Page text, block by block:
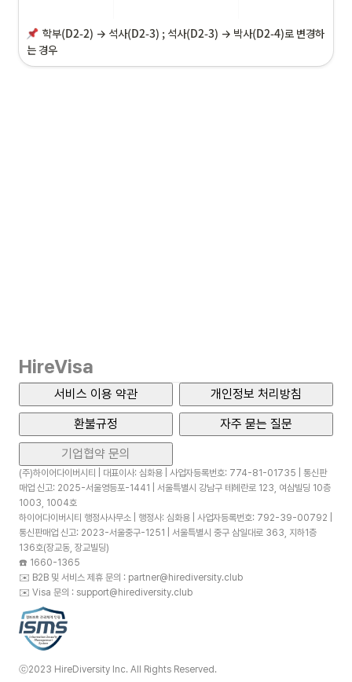
학부(D2-2) → 석사(D2-3) ; 석사(D2-3) → 박사(D2-4)로 변경하
는 경우
HireVisa
서비스 이용 약관
개인정보 처리방침
환불규정
자주 묻는 질문
기업협약 문의
(주)하이어다이버시티 | 대표이사: 심화용 | 사업자등록번호: 774-81-01735 | 통신판
매업 신고: 2025-서울영등포-1441 | 서울특별시 강남구 테헤란로 123, 여삼빌딩 10층
1003, 1004호
하이어다이버시티 행정사사무소 | 행정사: 심화용 | 사업자등록번호: 792-39-00792 |
통신판매업 신고: 2023-서울중구-1251 | 서울특별시 중구 삼일대로 363, 지하1층
136호(장교동, 장교빌딩)
☎️ 1660-1365
✉️ B2B 및 서비스 제휴 문의 : partner@hirediversity.club
✉️ Visa 문의 : support@hirediversity.club
ⓒ2023 HireDiversity Inc. All Rights Reserved.